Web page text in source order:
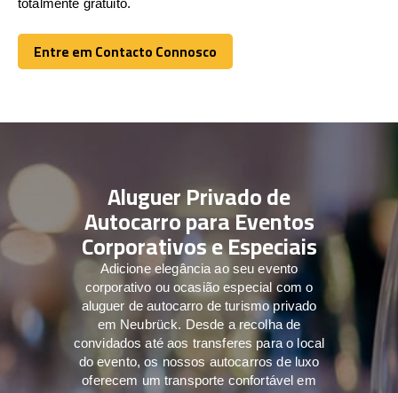
Entre em Contacto Connosco
Entre em Contacto Connosco
Aluguer Privado de
Autocarro para Eventos
Corporativos e Especiais
Adicione elegância ao seu evento
corporativo ou ocasião especial com o
aluguer de autocarro de turismo privado
em Neubrück. Desde a recolha de
convidados até aos transferes para o local
do evento, os nossos autocarros de luxo
oferecem um transporte confortável em